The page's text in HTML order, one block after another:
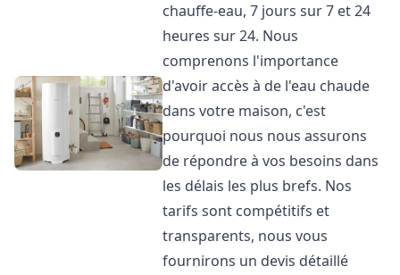
chauffe-eau, 7 jours sur 7 et 24
heures sur 24. Nous
comprenons l'importance
d'avoir accès à de l'eau chaude
dans votre maison, c'est
pourquoi nous nous assurons
de répondre à vos besoins dans
les délais les plus brefs. Nos
tarifs sont compétitifs et
transparents, nous vous
fournirons un devis détaillé